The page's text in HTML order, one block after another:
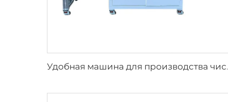
Удобная машина для